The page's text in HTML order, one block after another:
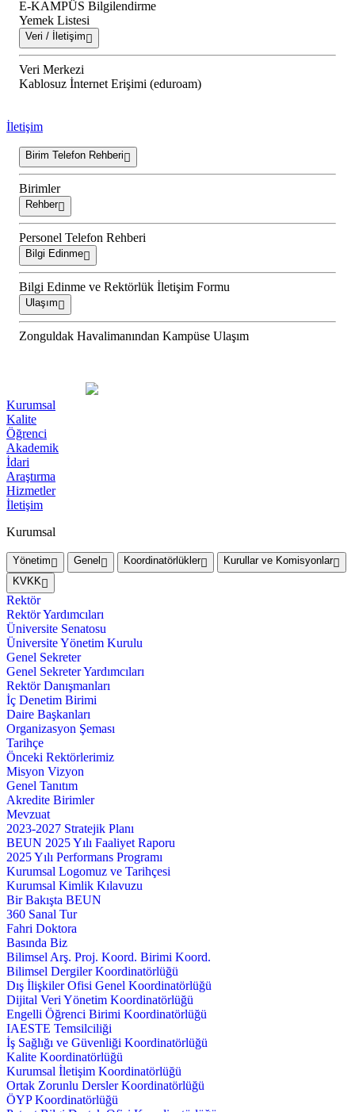
E-KAMPÜS Bilgilendirme
Yemek Listesi
Veri / İletişim
Veri Merkezi
Kablosuz İnternet Erişimi (eduroam)
İletişim
Birim Telefon Rehberi
Birimler
Rehber
Personel Telefon Rehberi
Bilgi Edinme
Bilgi Edinme ve Rektörlük İletişim Formu
Ulaşım
Zonguldak Havalimanından Kampüse Ulaşım
Kurumsal
Kalite
Öğrenci
Akademik
İdari
Araştırma
Hizmetler
İletişim
Kurumsal
Yönetim Genel Koordinatörlükler
Kurullar ve Komisyonlar
KVKK
Rektör
Rektör Yardımcıları
Üniversite Senatosu
Üniversite Yönetim Kurulu
Genel Sekreter
Genel Sekreter Yardımcıları
Rektör Danışmanları
İç Denetim Birimi
Daire Başkanları
Organizasyon Şeması
Tarihçe
Önceki Rektörlerimiz
Misyon Vizyon
Genel Tanıtım
Akredite Birimler
Mevzuat
2023-2027 Stratejik Planı
BEUN 2025 Yılı Faaliyet Raporu
2025 Yılı Performans Programı
Kurumsal Logomuz ve Tarihçesi
Kurumsal Kimlik Kılavuzu
Bir Bakışta BEUN
360 Sanal Tur
Fahri Doktora
Basında Biz
Bilimsel Arş. Proj. Koord. Birimi Koord.
Bilimsel Dergiler Koordinatörlüğü
Dış İlişkiler Ofisi Genel Koordinatörlüğü
Dijital Veri Yönetim Koordinatörlüğü
Engelli Öğrenci Birimi Koordinatörlüğü
IAESTE Temsilciliği
İş Sağlığı ve Güvenliği Koordinatörlüğü
Kalite Koordinatörlüğü
Kurumsal İletişim Koordinatörlüğü
Ortak Zorunlu Dersler Koordinatörlüğü
ÖYP Koordinatörlüğü